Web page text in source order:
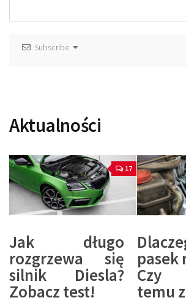
Subscribe
Aktualności
17
Jak długo
rozgrzewa się
silnik Diesla?
Zobacz test!
pasek
Czy
temu